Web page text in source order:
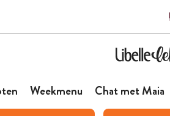
Weekmenu Chat met Maia